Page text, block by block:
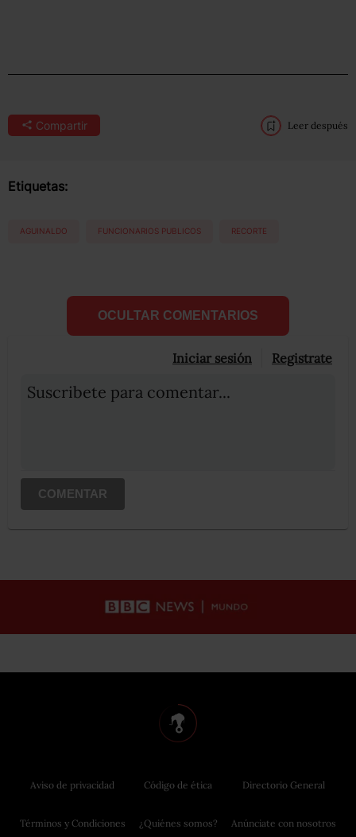
Compartir Leer después
Etiquetas:
AGUINALDO FUNCIONARIOS PUBLICOS RECORTE
OCULTAR COMENTARIOS
Iniciar sesión Registrate
Suscribete para comentar...
COMENTAR
Aviso de privacidad
Términos y Condiciones
Código de ética
¿Quiénes somos?
Directorio General
Anúnciate con nosotros